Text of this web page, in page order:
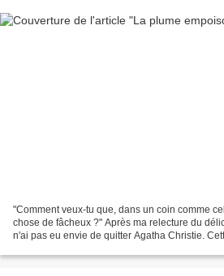
"Comment veux-tu que, dans un coin comme
chose de fâcheux ?" Après ma relecture du
n'ai pas eu envie de quitter Agatha Christie.